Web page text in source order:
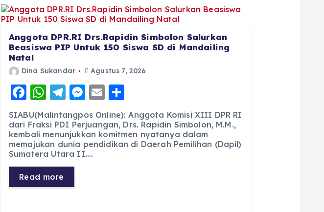
Anggota DPR.RI Drs.Rapidin Simbolon Salurkan
Beasiswa PIP Untuk 150 Siswa SD di Mandailing
Natal
Dina Sukandar Agustus 7, 2026
F
a
c
e
b
o
o
k
W
h
a
ts
A
p
p
T
e
g
r
a
m
M
ss
e
n
E
m
ai
l
h
a
re
SIABU(Malintangpos Online): Anggota Komisi XIII DPR RI
dari Fraksi PDI Perjuangan, Drs. Rapidin Simbolon, M.M.,
kembali menunjukkan komitmen nyatanya dalam
memajukan dunia pendidikan di Daerah Pemilihan (Dapil)
Sumatera Utara II.…
Read more